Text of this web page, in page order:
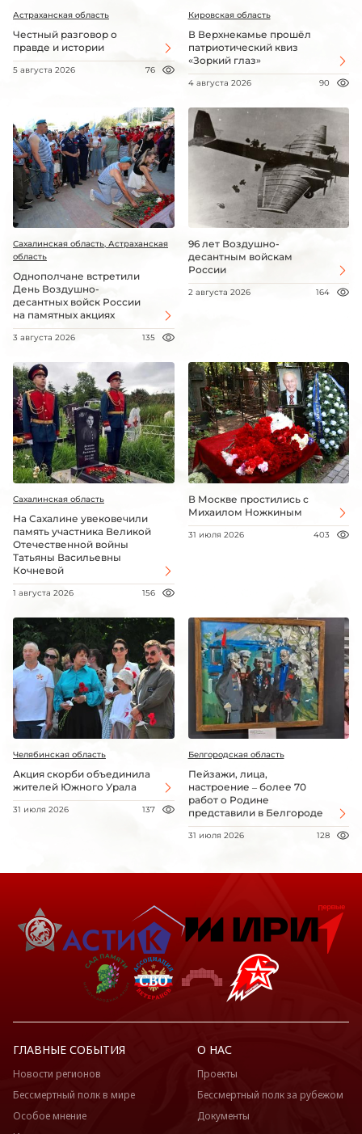
Астраханская область
Честный разговор о
правде и истории
5 августа 2026 76
Кировская область
В Верхнекамье прошёл
патриотический квиз
«Зоркий глаз»
4 августа 2026 90
Сахалинская область, Астраханская
область
Однополчане встретили
День Воздушно-
десантных войск России
на памятных акциях
3 августа 2026 135
96 лет Воздушно-
десантным войскам
России
2 августа 2026 164
Сахалинская область
На Сахалине увековечили
память участника Великой
Отечественной войны
Татьяны Васильевны
Кочневой
1 августа 2026 156
В Москве простились с
Михаилом Ножкиным
31 июля 2026 403
Челябинская область
Акция скорби объединила
жителей Южного Урала
31 июля 2026 137
Белгородская область
Пейзажи, лица,
настроение – более 70
работ о Родине
представили в Белгороде
31 июля 2026 128
ГЛАВНЫЕ СОБЫТИЯ
Новости регионов
Бессмертный полк в мире
Особое мнение
О НАС
Проекты
Бессмертный полк за рубежом
Документы